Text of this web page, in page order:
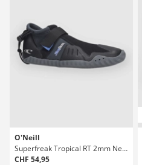
O'Neill
Superfreak Tropical RT 2mm Neoprenschuhe
CHF 54,95